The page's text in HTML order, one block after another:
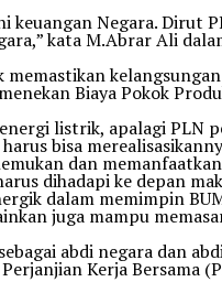
keuangan Negara. Dirut
kata M.Abrar Ali
Biaya Pokok
listrik, apalagi PLN
bisa
dan
dihadapi ke depan
dalam memimpin
juga mampu
abdi negara dan
Kerja Bersama